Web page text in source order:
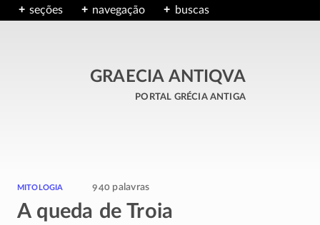
seções navegação buscas
GRAECIA ANTIQVA
portal grécia antiga
mitologia 940 palavras
A queda de Troia